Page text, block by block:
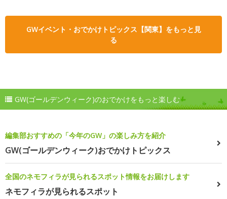
GWイベント・おでかけトピックス【関東】をもっと見
る
GW(ゴールデンウィーク)のおでかけをもっと楽しむ
編集部おすすめの「今年のGW」の楽しみ方を紹介
GW(ゴールデンウィーク)おでかけトピックス
全国のネモフィラが見られるスポット情報をお届けします
ネモフィラが見られるスポット